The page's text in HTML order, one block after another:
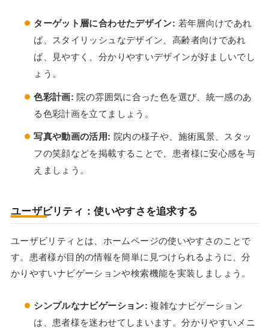
ターゲット層に合わせたデザイン: 若年層向けであれ
ば、スタイリッシュなデザイン、高齢者向けであれ
ば、見やすく、分かりやすいデザインが好ましいでし
ょう。
色彩計画: 院の雰囲気に合った色を選び、統一感のあ
る色彩計画を立てましょう。
写真や動画の活用: 院内の様子や、施術風景、スタッ
フの笑顔などを掲載することで、患者様に安心感を与
えましょう。
ユーザビリティ：使いやすさを追求する
ユーザビリティとは、ホームページの使いやすさのことで
す。患者様が目的の情報を簡単に見つけられるように、分
かりやすいナビゲーションや検索機能を実装しましょう。
シンプルなナビゲーション: 複雑なナビゲーション
は、患者様を迷わせてしまいます。分かりやすいメニ